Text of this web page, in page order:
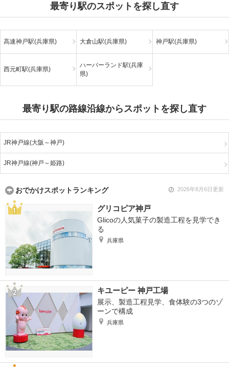
最寄り駅のスポットを探し直す
高速神戸駅(兵庫県) 大倉山駅(兵庫県) 神戸駅(兵庫県)
西元町駅(兵庫県)
ハーバーランド駅(兵庫
県)
最寄り駅の路線沿線からスポットを探し直す
JR神戸線(大阪～神戸)
JR神戸線(神戸～姫路)
おでかけスポットランキング 2026年8月6日更新
グリコピア神戸
Glicoの人気菓子の製造工程を見学でき
る
兵庫県
キユーピー 神戸工場
展示、製造工程見学、食体験の3つのゾ
ーンで構成
兵庫県